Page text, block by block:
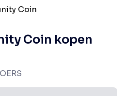
Coin
Coin kopen